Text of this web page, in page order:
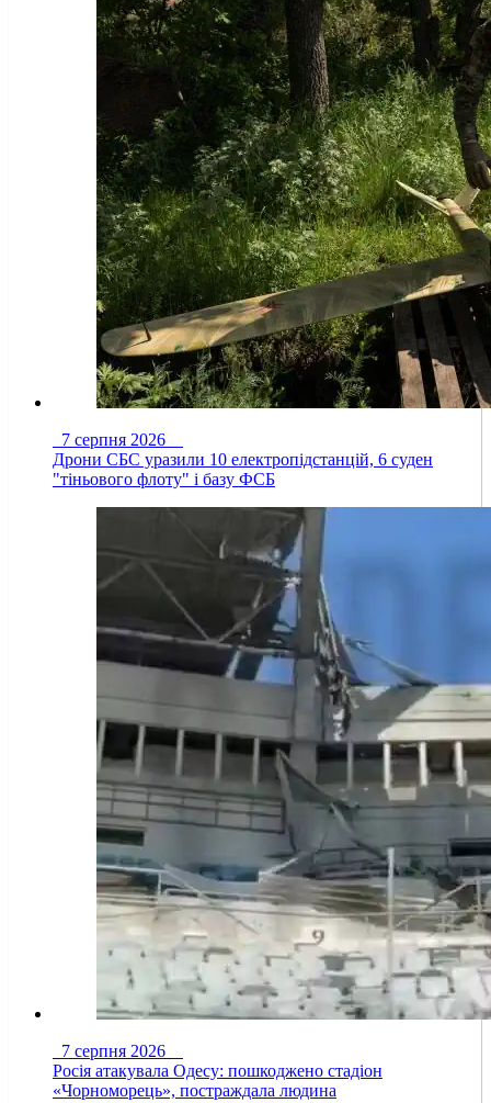
7 серпня 2026
Дрони СБС уразили 10 електропідстанцій, 6 суден
"тіньового флоту" і базу ФСБ
7 серпня 2026
Росія атакувала Одесу: пошкоджено стадіон
«Чорноморець», постраждала людина